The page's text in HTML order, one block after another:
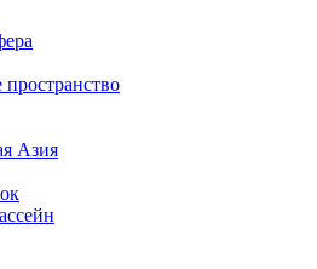
пространство
Азия